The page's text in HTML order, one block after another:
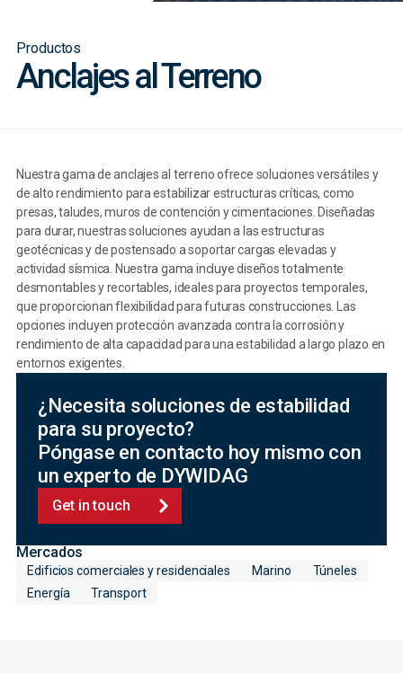
Productos
Anclajes al Terreno
Nuestra gama de anclajes al terreno ofrece soluciones versátiles y
de alto rendimiento para estabilizar estructuras críticas, como
presas, taludes, muros de contención y cimentaciones. Diseñadas
para durar, nuestras soluciones ayudan a las estructuras
geotécnicas y de postensado a soportar cargas elevadas y
actividad sísmica. Nuestra gama incluye diseños totalmente
desmontables y recortables, ideales para proyectos temporales,
que proporcionan flexibilidad para futuras construcciones. Las
opciones incluyen protección avanzada contra la corrosión y
rendimiento de alta capacidad para una estabilidad a largo plazo en
entornos exigentes.
¿Necesita soluciones de estabilidad
para su proyecto?
Póngase en contacto hoy mismo con
un experto de DYWIDAG
Get in touch
Mercados
Edificios comerciales y residenciales Marino
Túneles
Energía
Transport